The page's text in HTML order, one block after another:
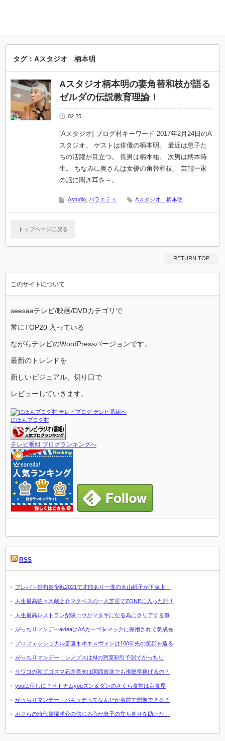
タグ：Aスタジオ 柄本明
Aスタジオ柄本明の妻角替和枝が語る
ゼルダの伝説教育理論！
02.25
[Aスタジオ] ブログ村キーワード 2017年2月24日のA
スタジオ。 ゲストは俳優の柄本明。 最近は息子た
ちの活躍が目立つ。 長男は柄本祐。 次男は柄本時
生。 ちなみに奥さんは女優の角替和枝。 芸能一家
の話に聞き耳を～。 …
Astudio バラエティ Aスタジオ 柄本明
トップページに戻る
RETURN TOP
このサイトについて
seesaaテレビ/映画/DVDカテゴリで
常にTOP20 入っている
ながらテレビのWordPressバージョンです。
最新のトレンドを
新しいビジュアル、切り口で
レビューしていきます。
にほんブログ村
テレビ番組 ブログランキングへ
RSS
プレバト俳句炎帝戦2021で才能あり一度の犬山紙子が下克上！
人生最高佐々木蔵之介マクベスの一人芝居でZONEに入った話！
人生最高レストラン柴咲コウがマタギになる為にクリアする事
がっちりマンデーaideaはAAカーゴをマックに採用されて急成長
プロフェッショナル斎藤まゆキスヴィンは100年先の笑顔を造る
がっちりマンデー！シノプスはAIの惣菜割引予測でがっちり
サワコの朝ゴゴスマ石井亮次は関西放送でも視聴率稼げるの？
youは何しに？ベトナムyouズン＆ダンのさくら食堂は定食屋
がっちりマンデー！パキッテってなんだか名前で想像できる？
ボクらの時代窪塚洋介の信じる心が息子の立ち直りを助けた！